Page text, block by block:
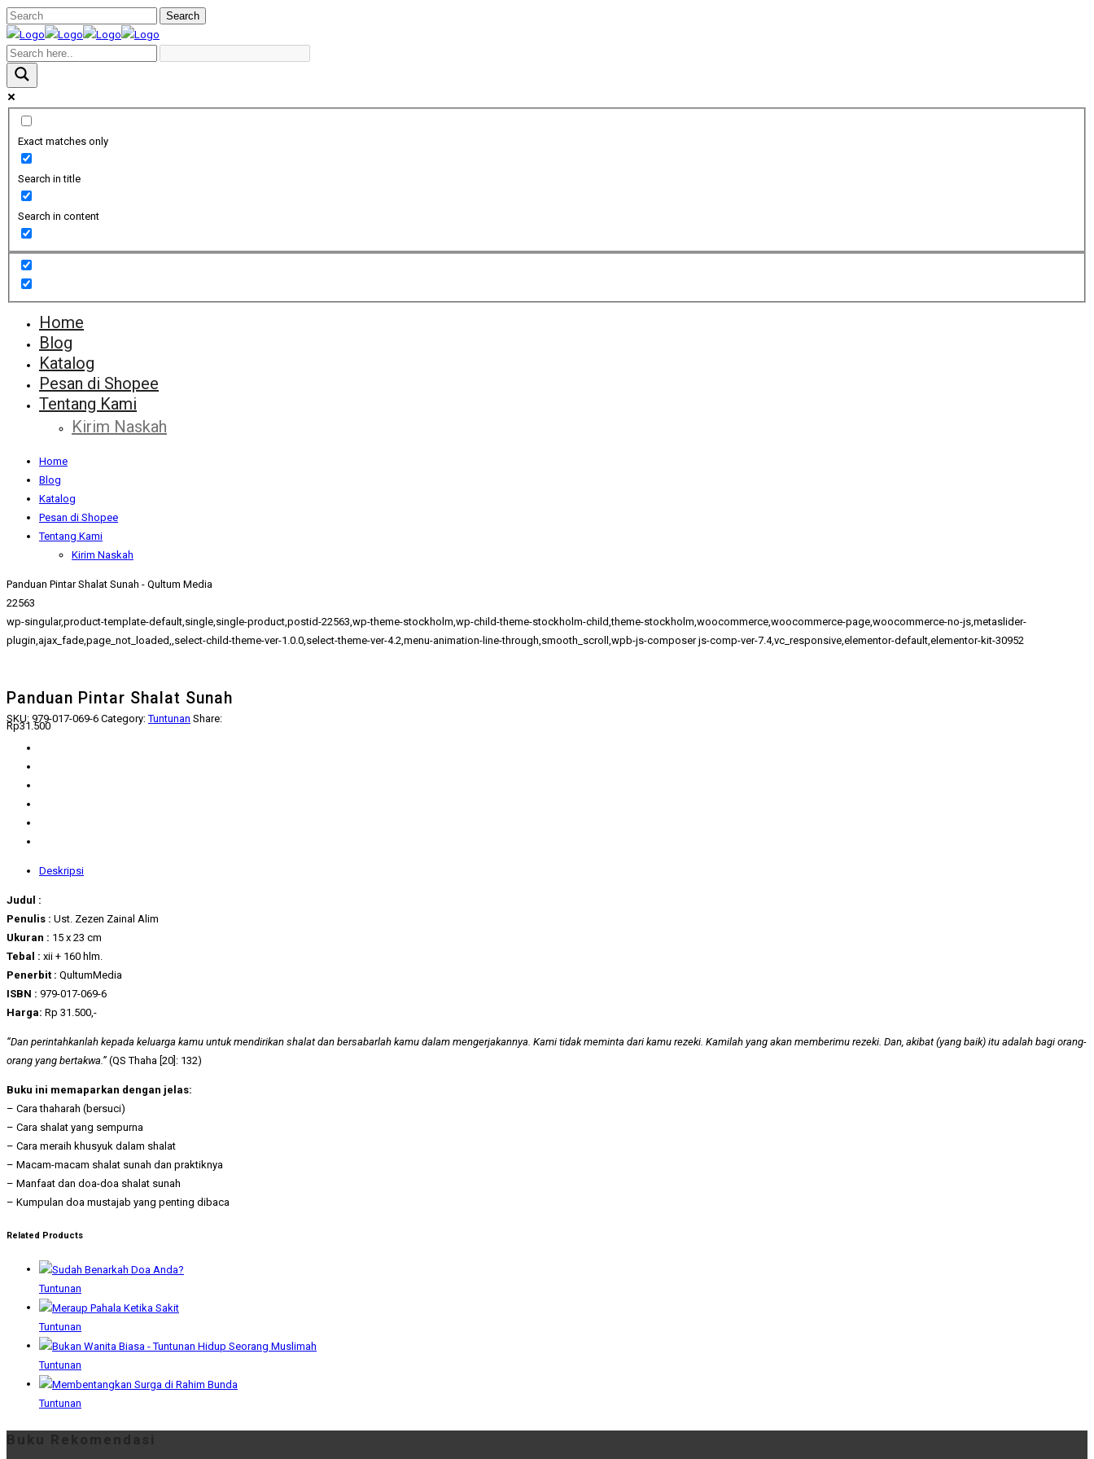
Exact matches only
Search in title
Search in content
Home
Blog
Katalog
Pesan di Shopee
Tentang Kami
Kirim Naskah
Home
Blog
Katalog
Pesan di Shopee
Tentang Kami
Kirim Naskah
Panduan Pintar Shalat Sunah - Qultum Media
22563
wp-singular,product-template-default,single,single-product,postid-22563,wp-theme-stockholm,wp-child-theme-stockholm-child,theme-stockholm,woocommerce,woocommerce-page,woocommerce-no-js,metaslider-
plugin,ajax_fade,page_not_loaded,,select-child-theme-ver-1.0.0,select-theme-ver-4.2,menu-animation-line-through,smooth_scroll,wpb-js-composer js-comp-ver-7.4,vc_responsive,elementor-default,elementor-kit-30952
Panduan Pintar Shalat Sunah
Rp31.500
SKU: 979-017-069-6 Category:Tuntunan Share:
Deskripsi
Judul :
Penulis : Ust. Zezen Zainal Alim
Ukuran : 15 x 23 cm
Tebal : xii + 160 hlm.
Penerbit : QultumMedia
ISBN : 979-017-069-6
Harga: Rp 31.500,-
“Dan perintahkanlah kepada keluarga kamu untuk mendirikan shalat dan bersabarlah kamu dalam mengerjakannya. Kami tidak meminta dari kamu rezeki. Kamilah yang akan memberimu rezeki. Dan, akibat (yang baik) itu adalah bagi orang-
orang yang bertakwa.” (QS Thaha [20]: 132)
Buku ini memaparkan dengan jelas:
– Cara thaharah (bersuci)
– Cara shalat yang sempurna
– Cara meraih khusyuk dalam shalat
– Macam-macam shalat sunah dan praktiknya
– Manfaat dan doa-doa shalat sunah
– Kumpulan doa mustajab yang penting dibaca
Related Products
Tuntunan
Tuntunan
Tuntunan
Tuntunan
Buku Rekomendasi